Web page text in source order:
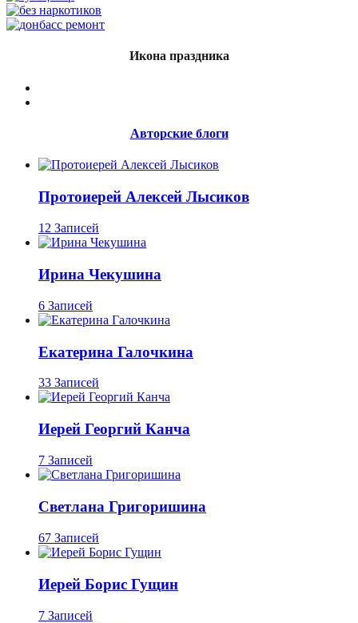
Икона праздника
Авторские блоги
Протоиерей Алексей Лысиков
12 Записей
Ирина Чекушина
6 Записей
Екатерина Галочкина
33 Записей
Иерей Георгий Канча
7 Записей
Светлана Григоришина
67 Записей
Иерей Борис Гущин
7 Записей